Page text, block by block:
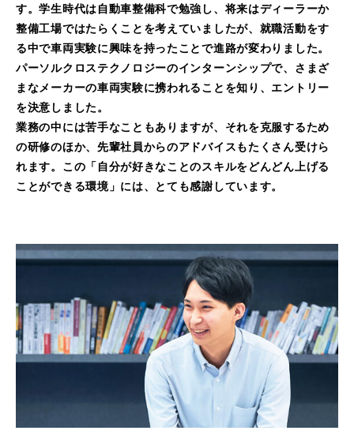
す。学生時代は自動車整備科で勉強し、将来はディーラーか
整備工場ではたらくことを考えていましたが、就職活動をす
る中で車両実験に興味を持ったことで進路が変わりました。
パーソルクロステクノロジーのインターンシップで、さまざ
まなメーカーの車両実験に携われることを知り、エントリー
を決意しました。
業務の中には苦手なこともありますが、それを克服するため
の研修のほか、先輩社員からのアドバイスもたくさん受けら
れます。この「自分が好きなことのスキルをどんどん上げる
ことができる環境」には、とても感謝しています。